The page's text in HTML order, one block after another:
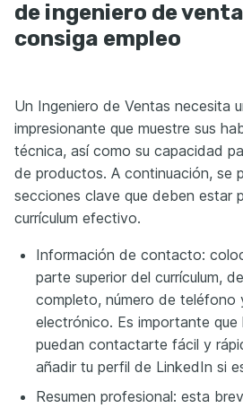
de ingeniero de
consiga empleo
Un Ingeniero de Ventas necesita
impresionante que muestre sus
técnica, así como su capacidad
de productos. A continuación, se
secciones clave que deben estar
currículum efectivo.
Información de contacto:
parte superior del currículum,
completo, número de teléfono
electrónico. Es importante que
puedan contactarte fácil y
añadir tu perfil de LinkedIn si
Resumen profesional: esta